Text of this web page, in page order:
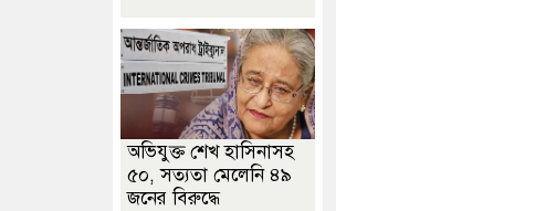
অভিযুক্ত শেখ হাসিনাসহ
৫০, সত্যতা মেলেনি ৪৯
জনের বিরুদ্ধে